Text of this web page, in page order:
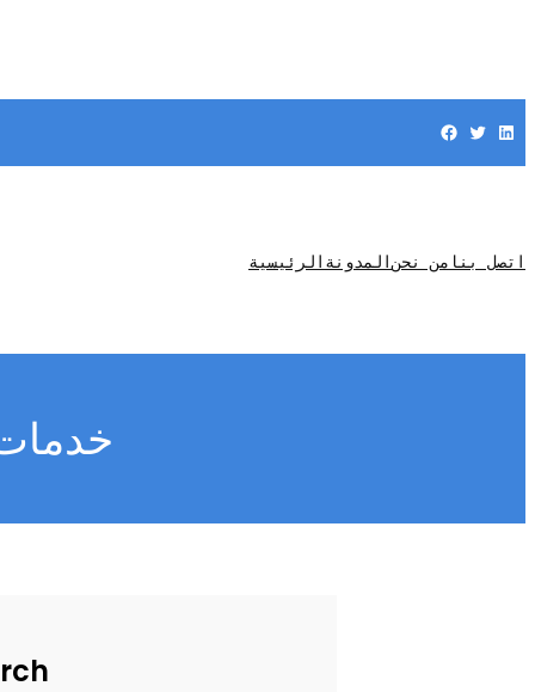
Facebook Twitter LinkedIn
الرئيسية المدونةمن نحن اتصل بنا